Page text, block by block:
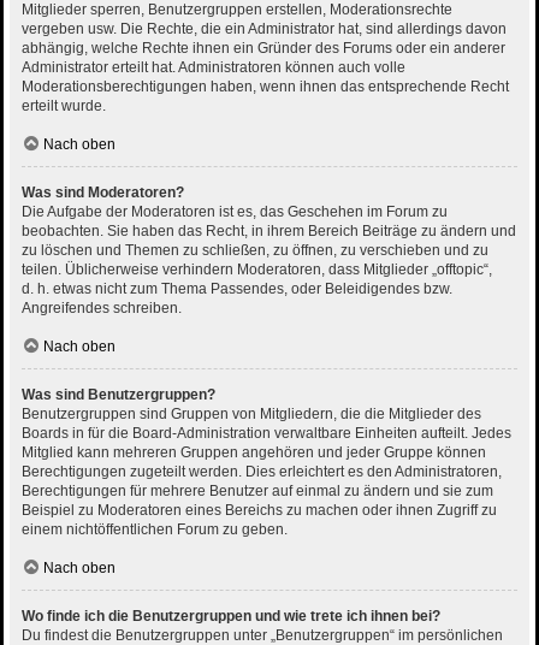
Mitglieder sperren, Benutzergruppen erstellen, Moderationsrechte
vergeben usw. Die Rechte, die ein Administrator hat, sind allerdings davon
abhängig, welche Rechte ihnen ein Gründer des Forums oder ein anderer
Administrator erteilt hat. Administratoren können auch volle
Moderationsberechtigungen haben, wenn ihnen das entsprechende Recht
erteilt wurde.
Nach oben
Was sind Moderatoren?
Die Aufgabe der Moderatoren ist es, das Geschehen im Forum zu
beobachten. Sie haben das Recht, in ihrem Bereich Beiträge zu ändern und
zu löschen und Themen zu schließen, zu öffnen, zu verschieben und zu
teilen. Üblicherweise verhindern Moderatoren, dass Mitglieder „offtopic“,
d. h. etwas nicht zum Thema Passendes, oder Beleidigendes bzw.
Angreifendes schreiben.
Nach oben
Was sind Benutzergruppen?
Benutzergruppen sind Gruppen von Mitgliedern, die die Mitglieder des
Boards in für die Board-Administration verwaltbare Einheiten aufteilt. Jedes
Mitglied kann mehreren Gruppen angehören und jeder Gruppe können
Berechtigungen zugeteilt werden. Dies erleichtert es den Administratoren,
Berechtigungen für mehrere Benutzer auf einmal zu ändern und sie zum
Beispiel zu Moderatoren eines Bereichs zu machen oder ihnen Zugriff zu
einem nichtöffentlichen Forum zu geben.
Nach oben
Wo finde ich die Benutzergruppen und wie trete ich ihnen bei?
Du findest die Benutzergruppen unter „Benutzergruppen“ im persönlichen